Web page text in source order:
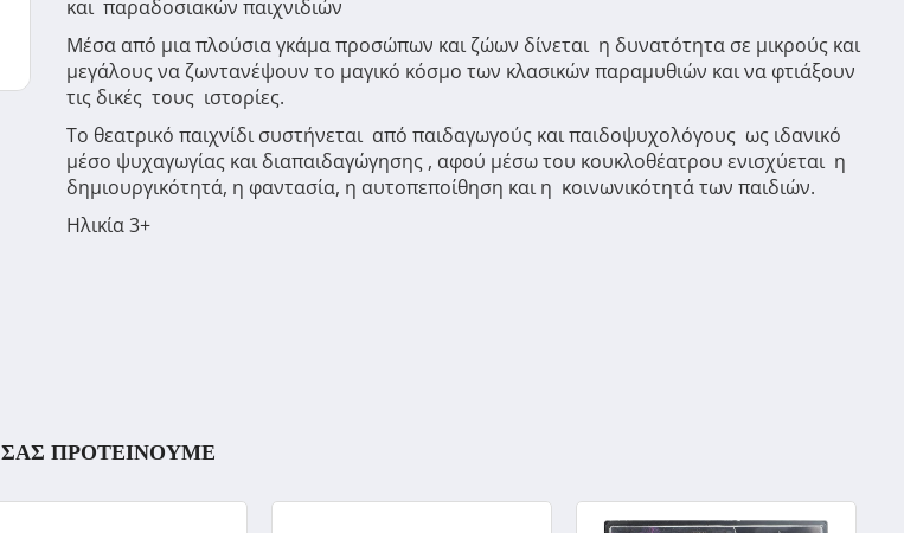
και παραδοσιακών παιχνιδιών
Μέσα από μια πλούσια γκάμα προσώπων και ζώων δίνεται η δυνατότητα σε μικρούς και
μεγάλους να ζωντανέψουν το μαγικό κόσμο των κλασικών παραμυθιών και να φτιάξουν
τις δικές τους ιστορίες.
Το θεατρικό παιχνίδι συστήνεται από παιδαγωγούς και παιδοψυχολόγους ως ιδανικό
μέσο ψυχαγωγίας και διαπαιδαγώγησης , αφού μέσω του κουκλοθέατρου ενισχύεται η
δημιουργικότητά, η φαντασία, η αυτοπεποίθηση και η κοινωνικότητά των παιδιών.
Ηλικία 3+
ΣΑΣ ΠΡΟΤΕΙΝΟΥΜΕ